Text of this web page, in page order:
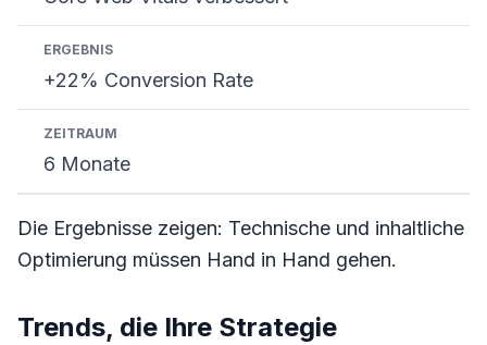
+22% Conversion Rate
6 Monate
Die Ergebnisse zeigen: Technische und inhaltliche
Optimierung müssen Hand in Hand gehen.
Trends, die Ihre Strategie